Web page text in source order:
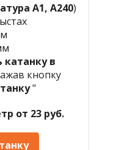
А1, А240)
катанку в
кнопку
"
от 23 руб.